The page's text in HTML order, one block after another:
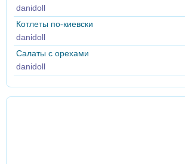
danidoll
Котлеты по-киевски
danidoll
Салаты с орехами
danidoll